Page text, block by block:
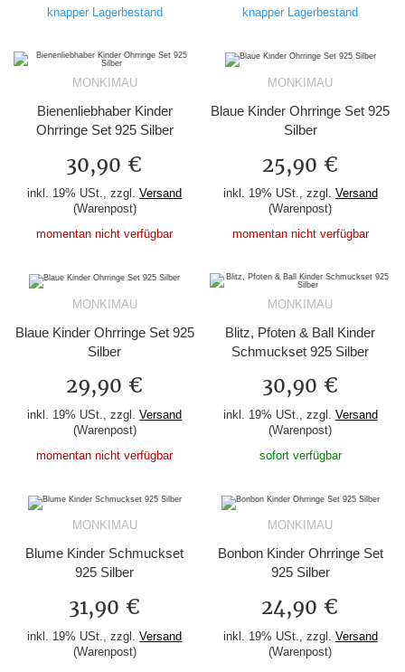
knapper Lagerbestand
knapper Lagerbestand
MONKIMAU
Bienenliebhaber Kinder
Ohrringe Set 925 Silber
30,90 €
inkl. 19% USt., zzgl.Versand
(Warenpost)
momentan nicht verfügbar
MONKIMAU
Blaue Kinder Ohrringe Set 925
Silber
25,90 €
inkl. 19% USt., zzgl. Versand
(Warenpost)
momentan nicht verfügbar
MONKIMAU
Blaue Kinder Ohrringe Set 925
Silber
29,90 €
inkl. 19% USt., zzgl.Versand
(Warenpost)
momentan nicht verfügbar
MONKIMAU
Blitz, Pfoten & Ball Kinder
Schmuckset 925 Silber
30,90 €
inkl. 19% USt., zzgl. Versand
(Warenpost)
sofort verfügbar
MONKIMAU
Blume Kinder Schmuckset
925 Silber
31,90 €
inkl. 19% USt., zzgl.Versand
(Warenpost)
MONKIMAU
Bonbon Kinder Ohrringe Set
925 Silber
24,90 €
inkl. 19% USt., zzgl. Versand
(Warenpost)